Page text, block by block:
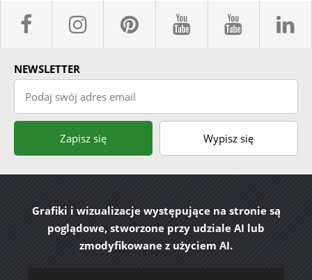
facebook sklepyBELPOL
instagram
pinterestyoutube
NEWSLETTER
Podaj swój adres email
Zapisz się Wypisz się
Grafiki i wizualizacje występujące na stronie są
poglądowe, stworzone przy udziale AI lub
zmodyfikowane z użyciem AI.